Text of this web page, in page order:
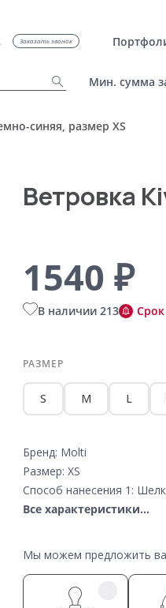
Заказать звонок
Мин. сумма
синяя, размер XS
Ветровка
1540 ₽
В наличии 213
РАЗМЕР
S M L
Бренд: Molti
Размер: XS
Способ нанесения 1:
Все характеристики...
Мы можем предложить